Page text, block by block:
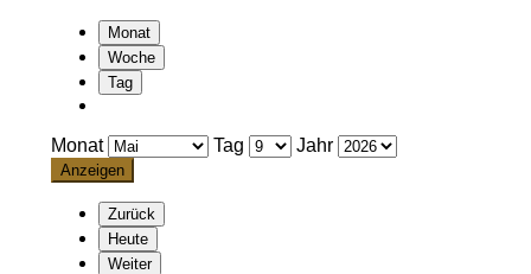
Monat
Woche
Tag
Monat Tag Jahr
Zurück
Heute
Weiter